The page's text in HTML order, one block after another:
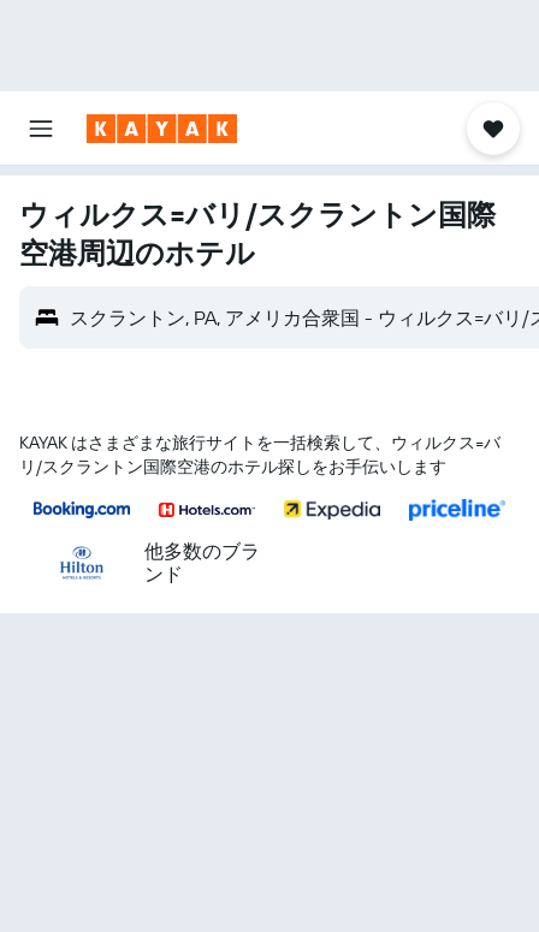
ウィルクス=バリ/スクラントン国際
空港​周辺のホテル
スクラントン, PA, アメリカ合衆国 - ウィルクス=バリ/
KAYAK はさまざまな旅行サイトを一括検索して、ウィルクス=バ
リ/スクラントン国際空港のホテル探しをお手伝いします
他多数のブラ
ンド